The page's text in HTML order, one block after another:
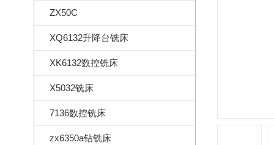
ZX50C
XQ6132升降台铣床
XK6132数控铣床
X5032铣床
7136数控铣床
zx6350a钻铣床